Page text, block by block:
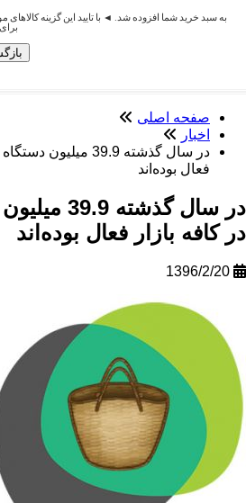
شما افزوده شد. ◄ با تایید این گزینه کالاهای موجود در
برای ثبت
بازگشت به
اصلی
در سال گذشته 39.9 میلیون دستگاه
بوده‌اند
در سال گذشته 39.9
بازار فعال بوده‌اند